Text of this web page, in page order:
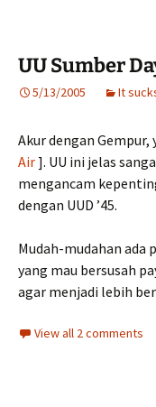
UU Sumber
5/13/2005 It
Akur dengan Gempur,
Air]. UU ini jelas
mengancam
dengan UUD ’45.
Mudah-mudahan ada
yang mau bersusah
agar menjadi lebih
View all 2 comments